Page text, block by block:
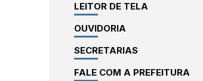
LEITOR DE TELA
OUVIDORIA
SECRETARIAS
FALE COM A PREFEITURA